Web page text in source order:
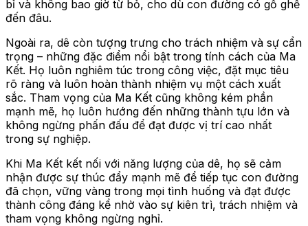
bỉ và không bao giờ từ bỏ, cho dù con đường có gồ ghề
đến đâu.
Ngoài ra, dê còn tượng trưng cho trách nhiệm và sự cẩn
trọng – những đặc điểm nổi bật trong tính cách của Ma
Kết. Họ luôn nghiêm túc trong công việc, đặt mục tiêu
rõ ràng và luôn hoàn thành nhiệm vụ một cách xuất
sắc. Tham vọng của Ma Kết cũng không kém phần
mạnh mẽ, họ luôn hướng đến những thành tựu lớn và
không ngừng phấn đấu để đạt được vị trí cao nhất
trong sự nghiệp.
Khi Ma Kết kết nối với năng lượng của dê, họ sẽ cảm
nhận được sự thúc đẩy mạnh mẽ để tiếp tục con đường
đã chọn, vững vàng trong mọi tình huống và đạt được
thành công đáng kể nhờ vào sự kiên trì, trách nhiệm và
tham vọng không ngừng nghỉ.